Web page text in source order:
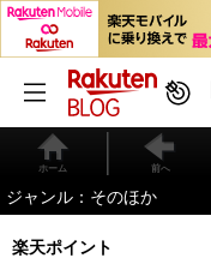
ホーム 前へ
ジャンル：そのほか
楽天ポイント